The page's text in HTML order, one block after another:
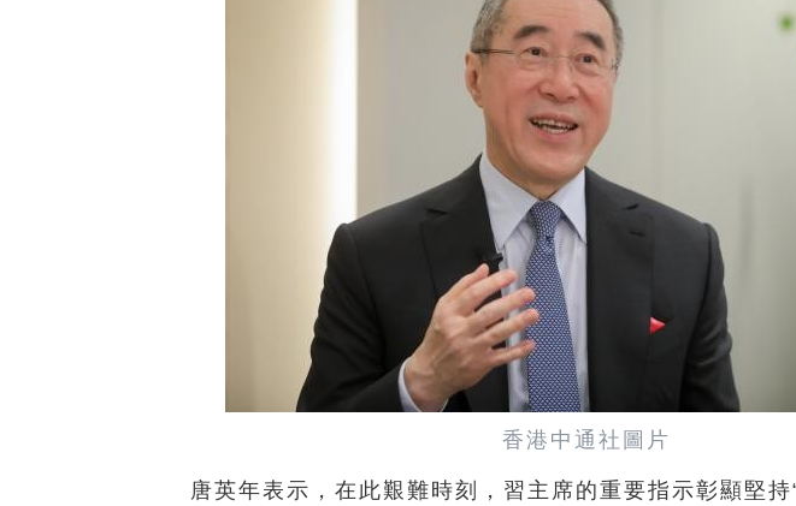
香港中通社圖片
唐英年表示，在此艱難時刻，習主席的重要指示彰顯堅持